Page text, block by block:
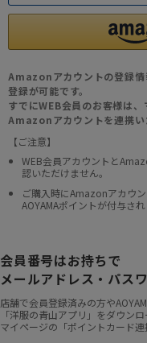
Amazonアカウントの登録情
登録が可能です。
すでにWEB会員のお客様は
Amazonアカウントを連携い
【ご注意】
WEB会員アカウントと
認いただけません。
ご購入時にAmazonアカウ
AOYAMAポイントが付与され
会員番号はお持ちで
メールアドレス・パス
店舗で会員登録済みの方や
「洋服の青山アプリ」をダウン
マイページの「ポイントカード連